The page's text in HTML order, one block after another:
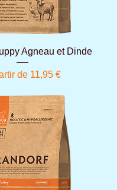
Agneau et Dinde
de 11,95 €
promotionnel